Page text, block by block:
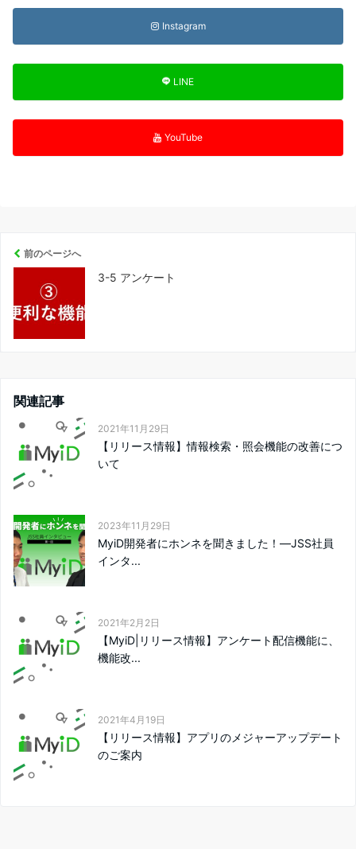
Instagram
LINE
YouTube
前のページへ
3-5 アンケート
関連記事
2021年11月29日
【リリース情報】情報検索・照会機能の改善につ
いて
2023年11月29日
MyiD開発者にホンネを聞きました！―JSS社員
インタ...
2021年2月2日
【MyiD|リリース情報】アンケート配信機能に、
機能改...
2021年4月19日
【リリース情報】アプリのメジャーアップデート
のご案内